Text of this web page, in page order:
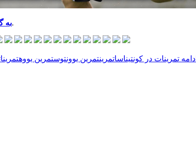
بهتصاویر جلسه تمرینی امروز در کونتیناسا.
ادامه تمرینات در کونتیناساتمرینتمرین یوونتوستمرین یووه